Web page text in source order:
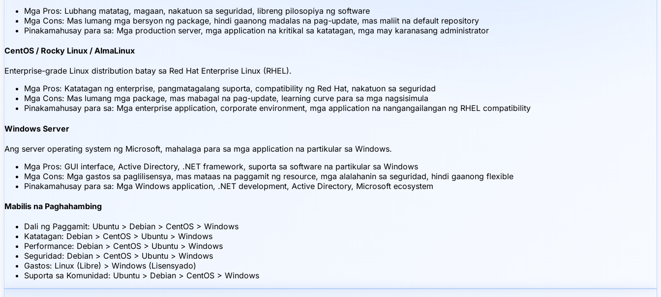
Mga Pros: Lubhang matatag, magaan, nakatuon sa seguridad, libreng pilosopiya ng software
Mga Cons: Mas lumang mga bersyon ng package, hindi gaanong madalas na pag-update, mas maliit na default repository
Pinakamahusay para sa: Mga production server, mga application na kritikal sa katatagan, mga may karanasang administrator
CentOS / Rocky Linux / AlmaLinux
Enterprise-grade Linux distribution batay sa Red Hat Enterprise Linux (RHEL).
Mga Pros: Katatagan ng enterprise, pangmatagalang suporta, compatibility ng Red Hat, nakatuon sa seguridad
Mga Cons: Mas lumang mga package, mas mabagal na pag-update, learning curve para sa mga nagsisimula
Pinakamahusay para sa: Mga enterprise application, corporate environment, mga application na nangangailangan ng RHEL compatibility
Windows Server
Ang server operating system ng Microsoft, mahalaga para sa mga application na partikular sa Windows.
Mga Pros: GUI interface, Active Directory, .NET framework, suporta sa software na partikular sa Windows
Mga Cons: Mga gastos sa paglilisensya, mas mataas na paggamit ng resource, mga alalahanin sa seguridad, hindi gaanong flexible
Pinakamahusay para sa: Mga Windows application, .NET development, Active Directory, Microsoft ecosystem
Mabilis na Paghahambing
Dali ng Paggamit: Ubuntu > Debian > CentOS > Windows
Katatagan: Debian > CentOS > Ubuntu > Windows
Performance: Debian > CentOS > Ubuntu > Windows
Seguridad: Debian > CentOS > Ubuntu > Windows
Gastos: Linux (Libre) > Windows (Lisensyado)
Suporta sa Komunidad: Ubuntu > Debian > CentOS > Windows